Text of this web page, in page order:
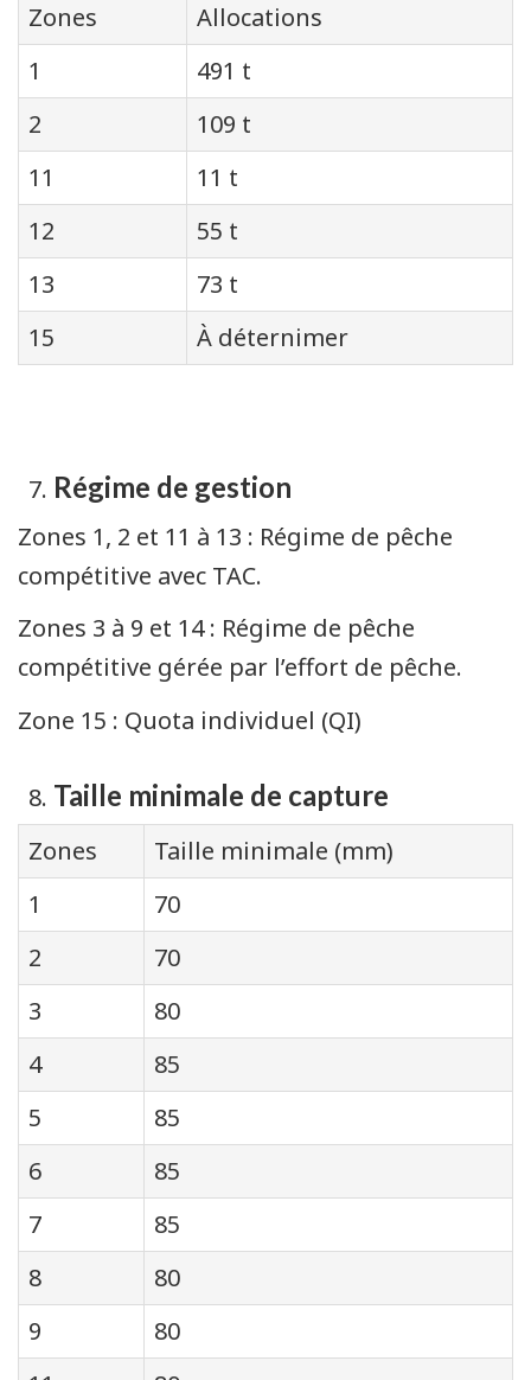
Zones
Allocations
1
491 t
2
109 t
11
11 t
12
55 t
13
73 t
15
À déternimer
Régime de gestion
Zones 1, 2 et 11 à 13 : Régime de pêche
compétitive avec TAC.
Zones 3 à 9 et 14 : Régime de pêche
compétitive gérée par l’effort de pêche.
Zone 15 : Quota individuel (QI)
Taille minimale de capture
Zones
Taille minimale (mm)
1
70
2
70
3
80
4
85
5
85
6
85
7
85
8
80
9
80